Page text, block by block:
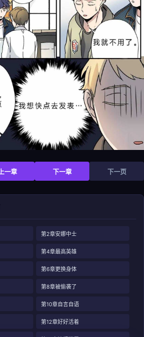
上一章 下一章 下一页
第2章安娜中士
第4章最高英雄
第6章更换身体
第8章被偷袭了
第10章自言自语
第12章好好活着